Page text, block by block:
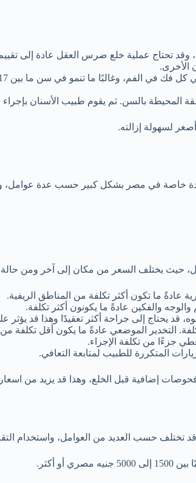
وقد تحتاج عملية خلع ضرس العقل عادة إلى
الأخرى.
الفم، وغالبًا ما تنمو في سن ما بين 17 إلى 25 عامًا. قد يمتلك
بالسن. ثم يقوم طبيب الأسنان
لسهولة إزالته.
يختلف السعر من مكان إلى آخر ومن حالة
عادةً ما تكون أكثر تكلفة من المناطق الريفية.
والفكين عادةً ما يكونون أكثر تكلفة.
يحتاج إلى جراحة أكثر تعقيدًا وهذا قد يؤثر
التخدير الموضعي عادةً ما يكون أقل تكلفة من
جزءًا من تكلفة الإجراء.
المتكررة للطبيب لمتابعة التعافي.
إضافية قبل الخلع، وهذا قد يزيد من
تختلف حسب العديد من العوامل، واستخدام
أكثر.